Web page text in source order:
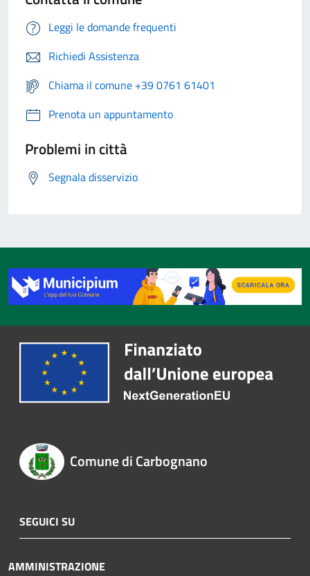
Leggi le domande frequenti
Richiedi Assistenza
Chiama il comune +39 0761 61401
Prenota un appuntamento
Problemi in città
Segnala disservizio
Comune di Carbognano
SEGUICI SU
AMMINISTRAZIONE